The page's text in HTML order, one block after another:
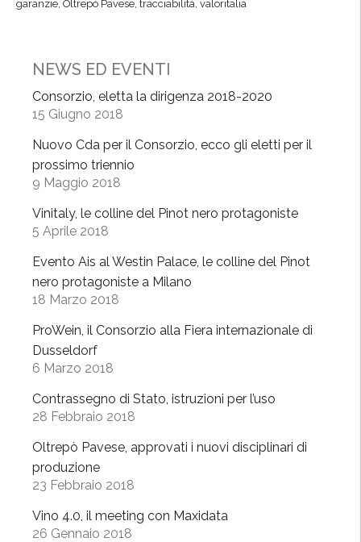
garanzie Oltrepò Pavese tracciabilità valoritalia
NEWS ED EVENTI
Consorzio, eletta la dirigenza 2018-2020
15 Giugno 2018
Nuovo Cda per il Consorzio, ecco gli eletti per il
prossimo triennio
9 Maggio 2018
Vinitaly, le colline del Pinot nero protagoniste
5 Aprile 2018
Evento Ais al Westin Palace, le colline del Pinot
nero protagoniste a Milano
18 Marzo 2018
ProWein, il Consorzio alla Fiera internazionale di
Dusseldorf
6 Marzo 2018
Contrassegno di Stato, istruzioni per l’uso
28 Febbraio 2018
Oltrepò Pavese, approvati i nuovi disciplinari di
produzione
23 Febbraio 2018
Vino 4.0, il meeting con Maxidata
26 Gennaio 2018